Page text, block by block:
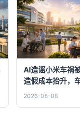
AI造谣小米车祸
造假成本抬升，
新阶段
2026-08-08